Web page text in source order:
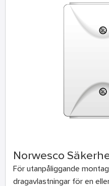
Norwesco
För utanpåliggande
dragavlastningar för en